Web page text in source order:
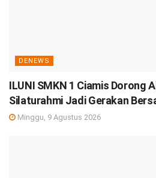
DENEWS
ILUNI SMKN 1 Ciamis Dorong
Silaturahmi Jadi Gerakan
Minggu, 9 Agustus 2026